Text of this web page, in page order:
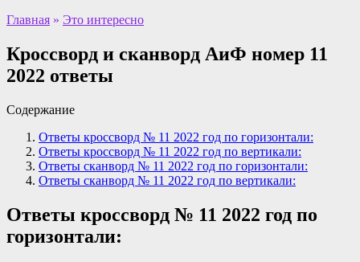
Главная » Это интересно
Кроссворд и сканворд АиФ номер 11
2022 ответы
Содержание
Ответы кроссворд № 11 2022 год по горизонтали:
Ответы кроссворд № 11 2022 год по вертикали:
Ответы сканворд № 11 2022 год по горизонтали:
Ответы сканворд № 11 2022 год по вертикали:
Ответы кроссворд № 11 2022 год по
горизонтали: